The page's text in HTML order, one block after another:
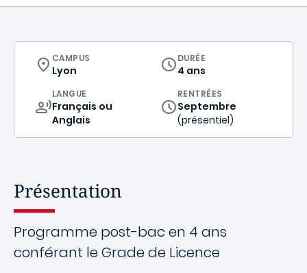
CURRICULUM
CAMPUS
Lyon
DURÉE
4 ans
CURRICULUM
LANGUE
Français ou
Anglais
RENTRÉES
Septembre
(présentiel)
Présentation
Programme post-bac en 4 ans
conférant le Grade de Licence